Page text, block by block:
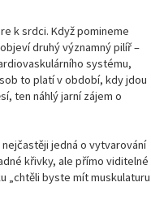
k srdci. Když pomineme
druhý významný pilíř –
systému,
to platí v období, kdy jdou
ten náhlý jarní zájem o
jedná o vytvarování
křivky, ale přímo viditelné
„chtěli byste mít muskulaturu